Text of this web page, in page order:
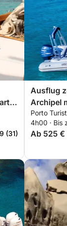
(31)
Ausflug
Archipel
Porto
4h00 · Bis
Ab 525 €